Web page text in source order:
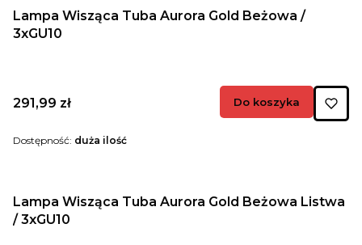
Lampa Wisząca Tuba Aurora Gold Beżowa /
3xGU10
Cena
291,99 zł Do koszyka
Dostępność: duża ilość
Lampa Wisząca Tuba Aurora Gold Beżowa Listwa
/ 3xGU10